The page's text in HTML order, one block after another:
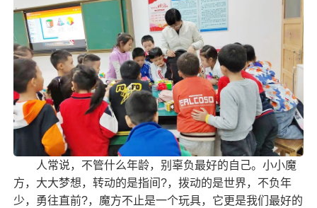
人常说，不管什么年龄，别辜负最好的自己。小小魔
方，大大梦想，转动的是指间?，拨动的是世界，不负年
少，勇往直前?，魔方不止是一个玩具，它更是我们最好的